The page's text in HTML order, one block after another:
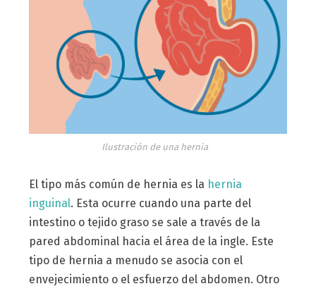
Ilustración de una hernia
El tipo más común de hernia es la hernia
inguinal. Esta ocurre cuando una parte del
intestino o tejido graso se sale a través de la
pared abdominal hacia el área de la ingle. Este
tipo de hernia a menudo se asocia con el
envejecimiento o el esfuerzo del abdomen. Otro